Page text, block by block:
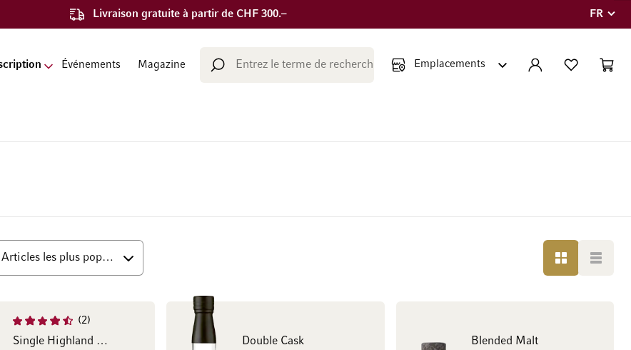
Livraison gratuite à partir de CHF 300.–
Langue
FR
Événements Magazine
Chercher COMPTE LISTE
PANIER
GRILLE LISTE
2
Single Highland Malt
Double Cask
Blended Malt